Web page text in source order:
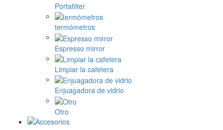
Portafilter
termómetros
Espresso mirror
Limpiar la cafetera
Enjuagadora de vidrio
Otro